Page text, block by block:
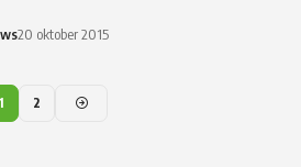
20 oktober 2015
1 2